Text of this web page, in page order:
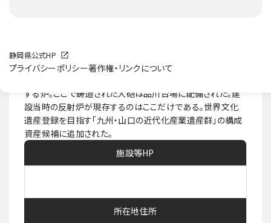
静岡県公式HP
プライバシーポリシー著作権・リンクについて
国指定の史跡。幕末期の代官江川英龍(坦庵)が手がけ、その
する炉。ここで鋳造された大砲は品川台場に配備された。建
設当時の反射炉が現存するのはここだけである。世界文化
遺産登録を目指す「九州・山口の近代化産業遺産群」の構成
資産候補に追加された。
施設等HP
所在地住所